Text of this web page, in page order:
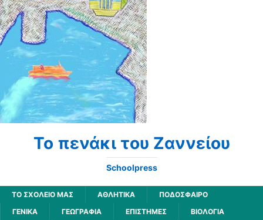
Το πενάκι του Ζαννείου
Schoolpress
ΤΟ ΣΧΟΛΕΙΟ ΜΑΣ ΑΘΛΗΤΙΚΆ
ΠΟΔΌΣΦΑΙΡΟ
ΓΕΝΙΚΆ
ΓΕΩΓΡΑΦΊΑ ΕΠΙΣΤΉΜΕΣ
ΒΙΟΛΟΓΊΑ